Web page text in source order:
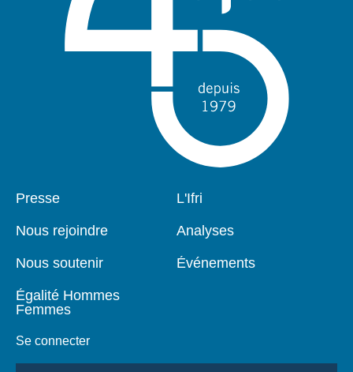
Pied
Presse
Nous rejoindre
Nous soutenir
Égalité Hommes
Femmes
Se connecter
Navigation
L'Ifri
Analyses
Événements